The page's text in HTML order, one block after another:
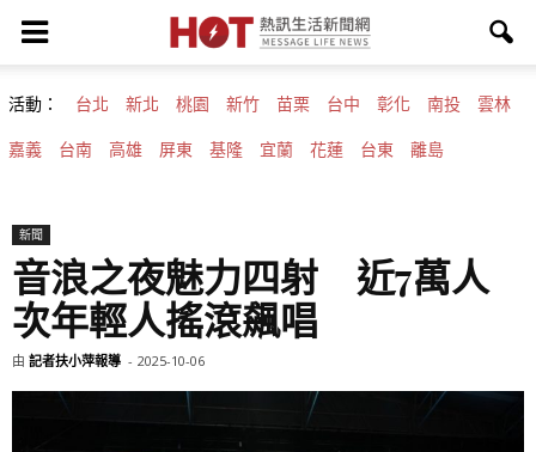
活動： 台北 新北 桃園 新竹 苗栗 台中 彰化 南投 雲林
嘉義 台南 高雄 屏東 基隆 宜蘭 花蓮 台東 離島
新聞
音浪之夜魅力四射 近7萬人
次年輕人搖滾飆唱
由 記者扶小萍報導 - 2025-10-06